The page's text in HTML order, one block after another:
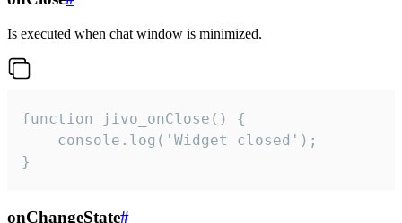
Is executed when chat window is minimized.
function jivo_onClose() {
    console.log('Widget closed');
}
onChangeState#